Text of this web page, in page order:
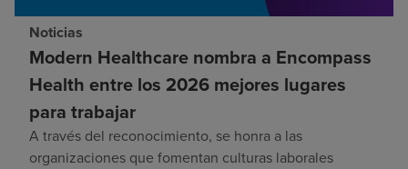
Noticias
Modern Healthcare nombra a Encompass
Health entre los 2026 mejores lugares
para trabajar
A través del reconocimiento, se honra a las
organizaciones que fomentan culturas laborales